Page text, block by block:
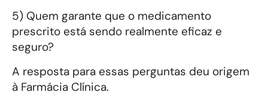
5) Quem garante que o medicamento
prescrito está sendo realmente eficaz e
seguro?
A resposta para essas perguntas deu origem
à Farmácia Clínica.